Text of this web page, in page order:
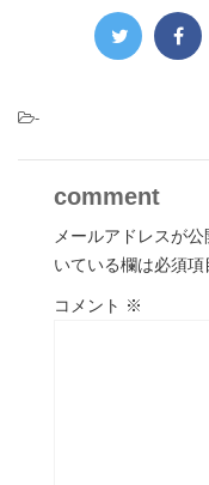
-
comment
メールアドレスが
いている欄は必須項
コメント ※